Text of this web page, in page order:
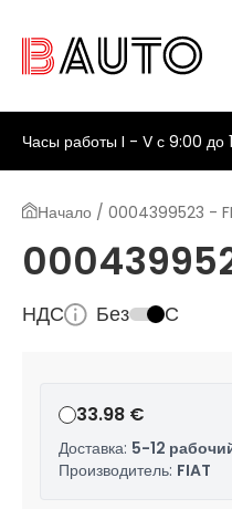
Часы работы I - V с 9:00 до
Начало / 0004399523 -
НДС Без С
33.98 €
Доставка: 5-12
Производитель: FIAT